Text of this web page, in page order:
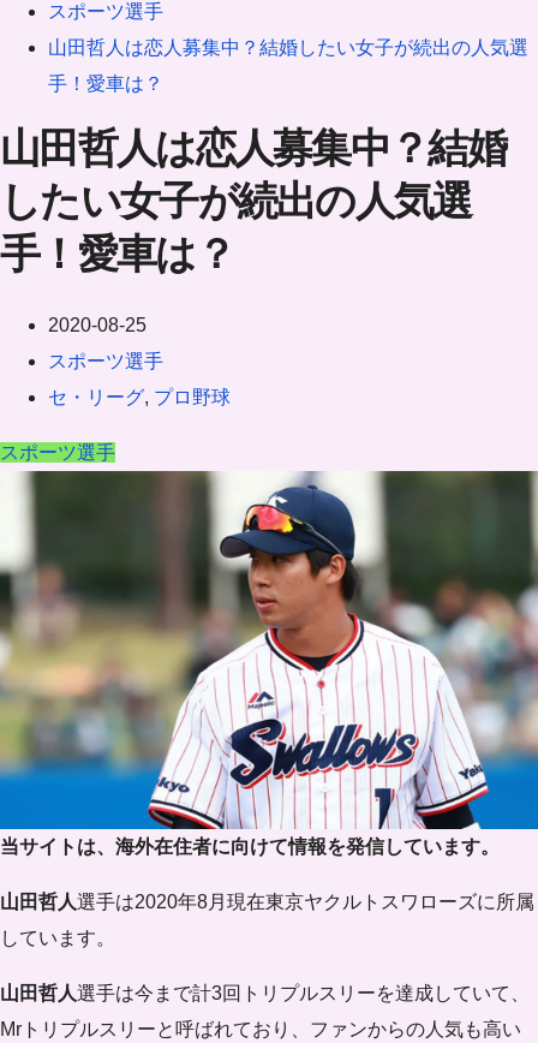
スポーツ選手
山田哲人は恋人募集中？結婚したい女子が続出の人気選
手！愛車は？
山田哲人は恋人募集中？結婚
したい女子が続出の人気選
手！愛車は？
2020-08-25
スポーツ選手
セ・リーグ, プロ野球
スポーツ選手
当サイトは、海外在住者に向けて情報を発信しています。
山田哲人選手は2020年8月現在東京ヤクルトスワローズに所属
しています。
山田哲人選手は今まで計3回トリプルスリーを達成していて、
Mrトリプルスリーと呼ばれており、ファンからの人気も高い